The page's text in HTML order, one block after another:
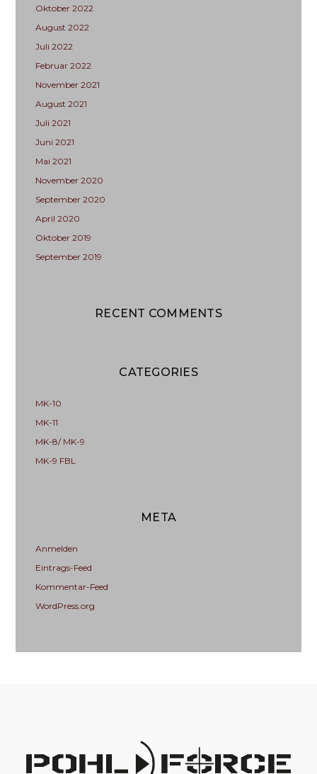
Oktober 2022
August 2022
Juli 2022
Februar 2022
November 2021
August 2021
Juli 2021
Juni 2021
Mai 2021
November 2020
September 2020
April 2020
Oktober 2019
September 2019
RECENT COMMENTS
CATEGORIES
MK-10
MK-11
MK-8/ MK-9
MK-9 FBL
META
Anmelden
Eintrags-Feed
Kommentar-Feed
WordPress.org